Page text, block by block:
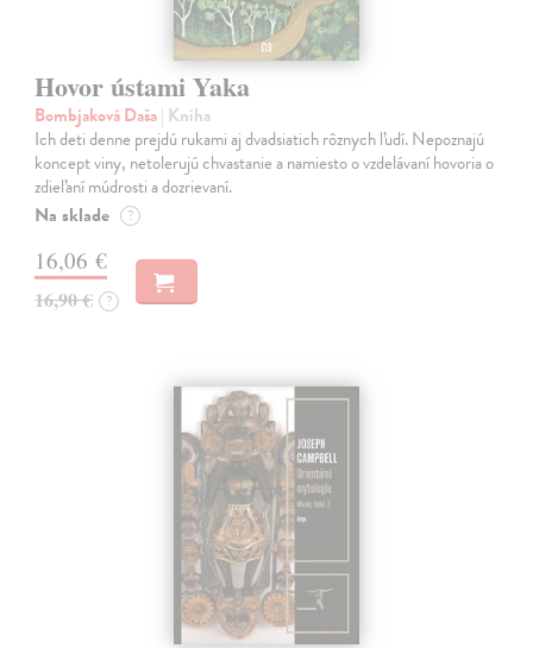
Hovor ústami Yaka
Bombjaková Daša| Kniha
Ich deti denne prejdú rukami aj dvadsiatich rôznych ľudí. Nepoznajú
koncept viny, netolerujú chvastanie a namiesto o vzdelávaní hovoria o
zdieľaní múdrosti a dozrievaní.
Na sklade ?
16,06 €
16,90 € ?